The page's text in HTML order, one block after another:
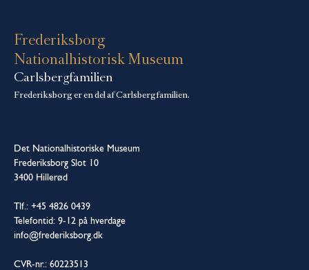
Frederiksborg
Nationalhistorisk Museum
Carlsbergfamilien
Frederiksborg er en del af Carlsbergfamilien.
Det Nationalhistoriske Museum
Frederiksborg Slot 10
3400 Hillerød
Tlf.: +45 4826 0439
Telefontid: 9-12 på hverdage
info@frederiksborg.dk
CVR-nr.: 60223513